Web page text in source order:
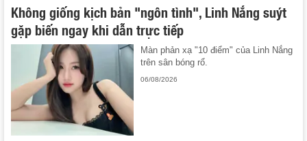
Không giống kịch bản "ngôn tình", Linh Nắng suýt
gặp biến ngay khi dẫn trực tiếp
Màn phản xạ "10 điểm" của Linh Nắng
trên sân bóng rổ.
06/08/2026